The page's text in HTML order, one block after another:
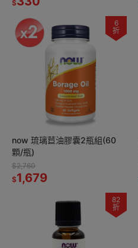
$
6
折
now 琉璃苣油膠囊2瓶組(60
顆/瓶)
$2,760
$1,679
82
折